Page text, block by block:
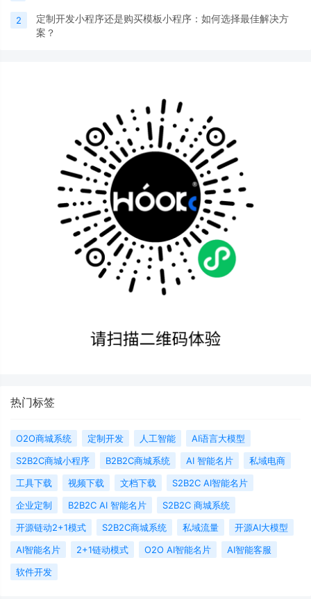
2
定制开发小程序还是购买模板小程序：如何选择最佳解决方
案？
热门标签
O2O商城系统 定制开发 人工智能
AI语言大模型
S2B2C商城小程序
B2B2C商城系统 AI 智能名片
私域电商
工具下载
视频下载 文档下载
S2B2C AI智能名片
企业定制
B2B2C AI 智能名片
S2B2C 商城系统
开源链动2+1模式
S2B2C商城系统 私域流量
开源AI大模型
AI智能名片
2+1链动模式 O2O AI智能名片
AI智能客服
软件开发